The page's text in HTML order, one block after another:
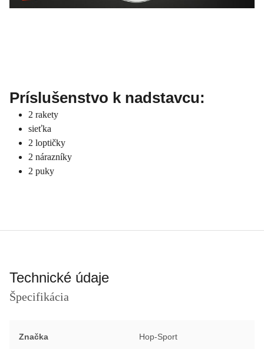
Príslušenstvo k nadstavcu:
2 rakety
sieťka
2 loptičky
2 nárazníky
2 puky
Technické údaje
Špecifikácia
Značka Hop-Sport